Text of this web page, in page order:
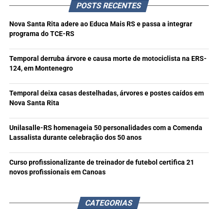
POSTS RECENTES
Nova Santa Rita adere ao Educa Mais RS e passa a integrar
programa do TCE-RS
Temporal derruba árvore e causa morte de motociclista na ERS-
124, em Montenegro
Temporal deixa casas destelhadas, árvores e postes caídos em
Nova Santa Rita
Unilasalle-RS homenageia 50 personalidades com a Comenda
Lassalista durante celebração dos 50 anos
Curso profissionalizante de treinador de futebol certifica 21
novos profissionais em Canoas
CATEGORIAS